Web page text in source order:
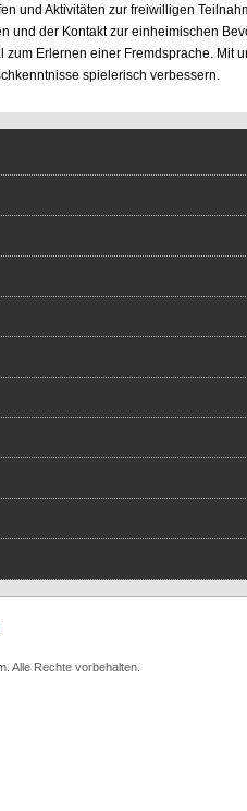
und Aktivitäten zur freiwilligen
und der Kontakt zur einheimischen
zum Erlernen einer Fremdsprache. Mit
spielerisch verbessern.
Alle Rechte vorbehalten.